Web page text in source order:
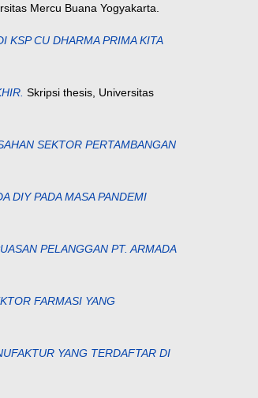
Mercu Buana Yogyakarta.
KSP CU DHARMA PRIMA KITA
Skripsi thesis, Universitas
SEKTOR PERTAMBANGAN
DIY PADA MASA PANDEMI
PELANGGAN PT. ARMADA
FARMASI YANG
YANG TERDAFTAR DI